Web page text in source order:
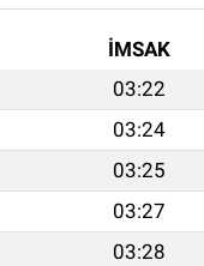
İMSAK
03:22
03:24
03:25
03:27
03:28